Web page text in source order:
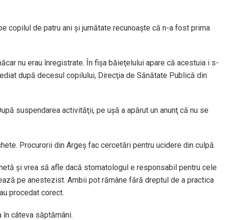
copilul de patru ani şi jumătate recunoaşte că n-a fost prima
nu erau înregistrate. În fişa băieţelului apare că acestuia i s-
după decesul copilului, Direcţia de Sănătate Publică din
suspendarea activităţii, pe uşă a apărut un anunţ că nu se
Procurorii din Argeş fac cercetări pentru ucidere din culpă.
şi vrea să afle dacă stomatologul e responsabil pentru cele
pe anestezist. Ambii pot rămâne fără dreptul de a practica
procedat corect.
câteva săptămâni.